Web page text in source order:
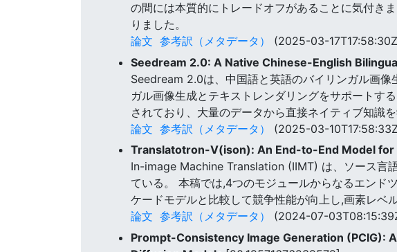
の間には本質的にトレードオフがあることに気付き
りました。
論文 参考訳（メタデータ）
(2025-03-
Seedream 2.0: A Native Chinese-English
Seedream 2.0は、中国語と英語のバイリンガル画
ガル画像生成とテキストレンダリングをサポートす
されており、大量のデータから直接ネイティブ知識
論文 参考訳（メタデータ）
(2025-03-
Translatotron-V(ison): An End-to-End Model for
In-image Machine Translation (IIMT) は、ソース言
ている。 本稿では,4つのモジュールからなるエンド
ケードモデルと比較して競争性能が向上し,画素レベ
論文 参考訳（メタデータ）
(2024-07-
Prompt-Consistency Image Generation (PCIG):